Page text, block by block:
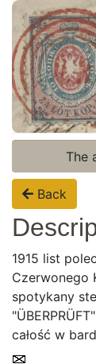
Register
Login
The
Back
1915 list
Czerwonego
spotykany
całość w